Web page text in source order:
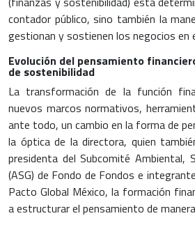
contador público, sino también la
gestionan y sostienen los negocios en
Evolución del pensamiento
de sostenibilidad
La transformación de la función
nuevos marcos normativos,
ante todo, un cambio en la forma de
la óptica de la directora, quien
presidenta del Subcomité Ambiental,
(ASG) de Fondo de Fondos e
Pacto Global México, la formación
a estructurar el pensamiento de